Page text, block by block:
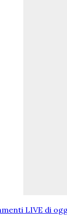
LIVE di